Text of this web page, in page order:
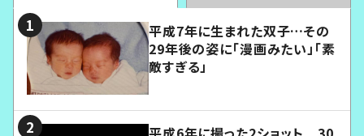
平成7年に生まれた双子…その
29年後の姿に「漫画みたい」「素
敵すぎる」